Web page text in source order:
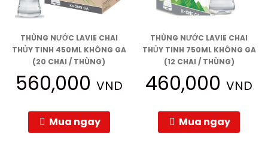
THÙNG NƯỚC LAVIE CHAI
THỦY TINH 450ML KHÔNG GA
(20 CHAI / THÙNG)
560,000 VND
Mua ngay
THÙNG NƯỚC LAVIE CHAI
THỦY TINH 750ML KHÔNG GA
(12 CHAI / THÙNG)
460,000VND
Mua ngay